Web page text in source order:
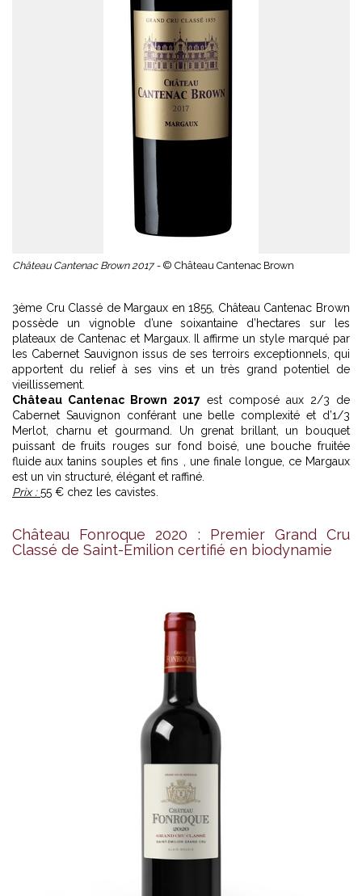
Château Cantenac Brown 2017 - © Château Cantenac Brown
3ème Cru Classé de Margaux en 1855, Château Cantenac Brown
possède un vignoble d’une soixantaine d’hectares sur les
plateaux de Cantenac et Margaux. Il affirme un style marqué par
les Cabernet Sauvignon issus de ses terroirs exceptionnels, qui
apportent du relief à ses vins et un très grand potentiel de
vieillissement.
Château Cantenac Brown 2017 est composé aux 2/3 de
Cabernet Sauvignon conférant une belle complexité et d’1/3
Merlot, charnu et gourmand. Un grenat brillant, un bouquet
puissant de fruits rouges sur fond boisé, une bouche fruitée
fluide aux tanins souples et fins , une finale longue, ce Margaux
est un vin structuré, élégant et raffiné.
Prix :55 € chez les cavistes.
Château Fonroque 2020 : Premier Grand Cru
Classé de Saint-Emilion certifié en biodynamie